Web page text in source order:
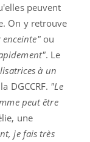
peuvent
On y retrouve
enceinte" ou
. Le
à un
DGCCRF. "Le
peut être
une
je fais très